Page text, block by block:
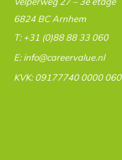
6824 BC Arnhem
T: +31 (0)88 88 33 060
E: info@careervalue.nl
KVK: 09177740 0000 060